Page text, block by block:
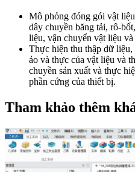
Mô phỏng đóng gói vật
dây chuyền băng tải, rô-
liệu, vận chuyển vật liệu
Thực hiện thu thập dữ
ảo và thực của vật liệu và
chuyền sản xuất và thực
phần cứng của thiết bị.
Tham khảo thêm